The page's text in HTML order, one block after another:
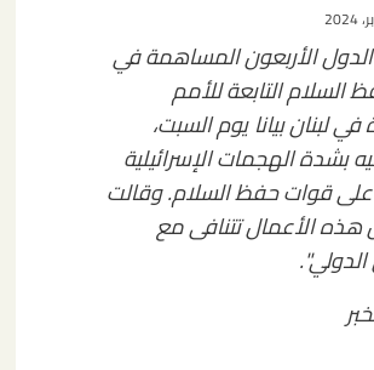
الأربعون المساهمة في
السلام التابعة للأمم
لبنان بيانا يوم السبت،
بشدة الهجمات الإسرائيلية
على قوات حفظ السلام. وقالت
هذه الأعمال تتنافى مع